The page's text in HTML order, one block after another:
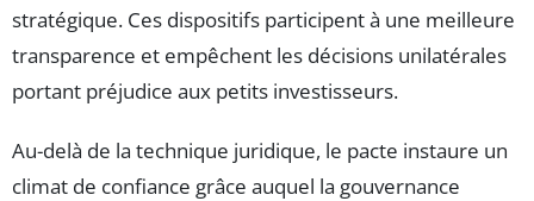
stratégique. Ces dispositifs participent à une meilleure
transparence et empêchent les décisions unilatérales
portant préjudice aux petits investisseurs.
Au-delà de la technique juridique, le pacte instaure un
climat de confiance grâce auquel la gouvernance